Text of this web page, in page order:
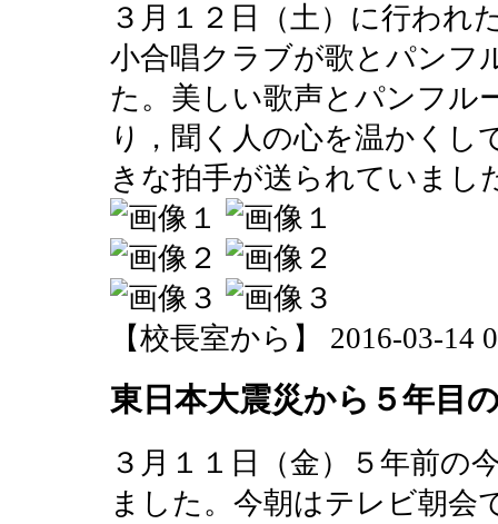
３月１２日（土）に行われ
小合唱クラブが歌とパンフ
た。美しい歌声とパンフル
り，聞く人の心を温かくし
きな拍手が送られていまし
【校長室から】 2016-03-14
東日本大震災から５年目
３月１１日（金）５年前の
ました。今朝はテレビ朝会